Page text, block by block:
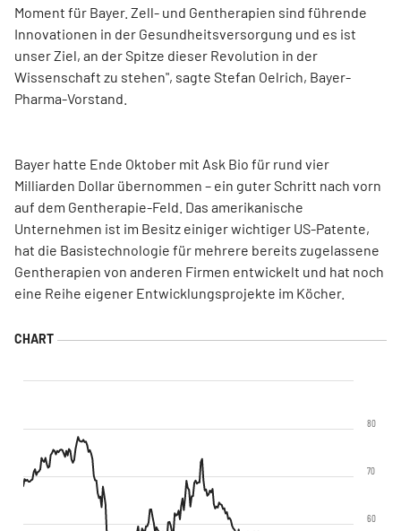
Moment für Bayer. Zell- und Gentherapien sind führende
Innovationen in der Gesundheitsversorgung und es ist
unser Ziel, an der Spitze dieser Revolution in der
Wissenschaft zu stehen", sagte Stefan Oelrich, Bayer-
Pharma-Vorstand.
Bayer hatte Ende Oktober mit Ask Bio für rund vier
Milliarden Dollar übernommen – ein guter Schritt nach vorn
auf dem Gentherapie-Feld. Das amerikanische
Unternehmen ist im Besitz einiger wichtiger US-Patente,
hat die Basistechnologie für mehrere bereits zugelassene
Gentherapien von anderen Firmen entwickelt und hat noch
eine Reihe eigener Entwicklungsprojekte im Köcher.
60
70
80